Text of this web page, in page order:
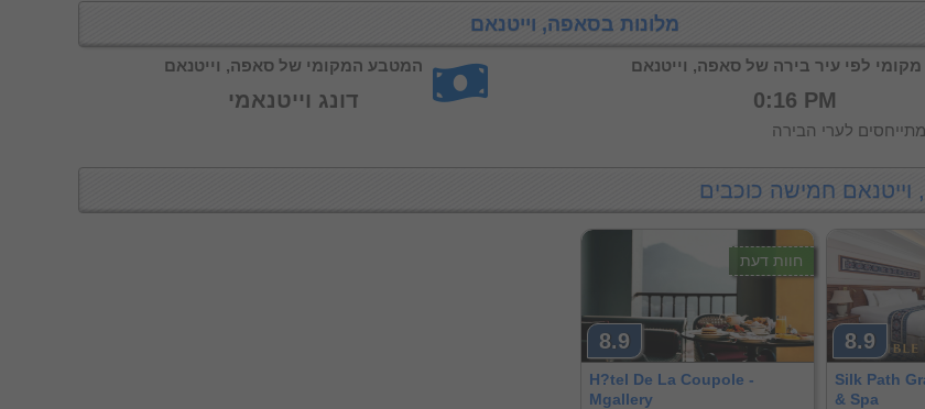
מלונות בסאפה, וייטנאם
המטבע המקומי של סאפה, וייטנאם
דונג וייטנאמי
מקומי לפי עיר בירה של סאפה, וייטנאם
0:16 PM
לערי הבירה
חמישה כוכבים
8.9
Silk Path
& Spa
8.9
חוות דעת
H?tel De La Coupole -
Mgallery